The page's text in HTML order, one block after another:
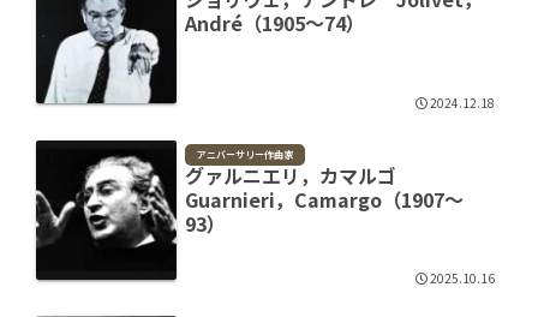
André（1905～74）
2024.12.18
アニバーサリー作曲家
グァルニエリ，カマルゴ
Guarnieri，Camargo（1907～
93）
2025.10.16